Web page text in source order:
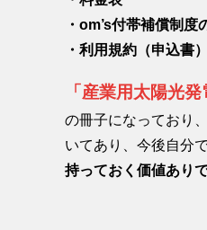
・om’s付帯補償制度
・利用規約（申込書）
「産業用太陽光
の冊子になっており
いてあり、今後自分
持っておく価値あり